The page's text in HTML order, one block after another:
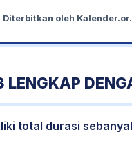
Diterbitkan oleh
LENGKAP
total durasi